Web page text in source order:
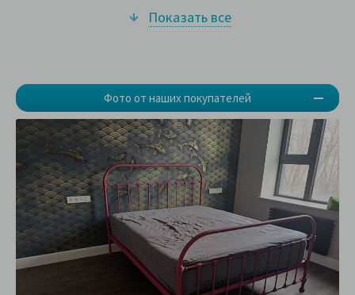
Показать все
Фото от наших покупателей